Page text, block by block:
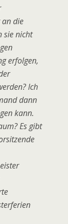
an die
sie nicht
erfolgen,
Ich
dann
kann.
Es gibt